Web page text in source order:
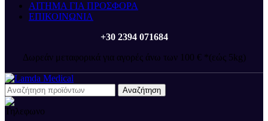
ΑΙΤΗΜΑ ΓΙΑ ΠΡΟΣΦΟΡΑ
ΕΠΙΚΟΙΝΩΝΙΑ
+30 2394 071684
Δωρεάν μεταφορικά για αγορές άνω των 100 € *(εώς 5kg)
Αναζήτηση